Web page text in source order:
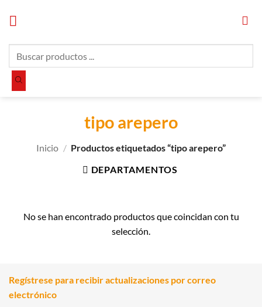
productos
tipo arepero
Inicio / Productos etiquetados “tipo arepero”
DEPARTAMENTOS
No se han encontrado productos que coincidan con tu
selección.
Regístrese para recibir actualizaciones por correo
electrónico